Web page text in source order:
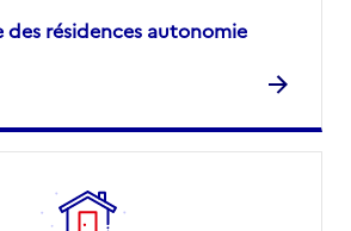
des résidences autonomie